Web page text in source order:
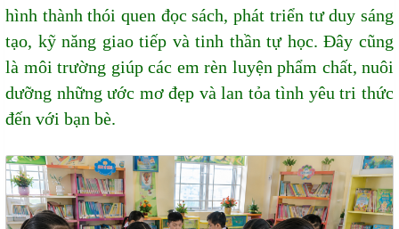
hình thành thói quen đọc sách, phát triển tư duy sáng
tạo, kỹ năng giao tiếp và tinh thần tự học. Đây cũng
là môi trường giúp các em rèn luyện phẩm chất, nuôi
dưỡng những ước mơ đẹp và lan tỏa tình yêu tri thức
đến với bạn bè.